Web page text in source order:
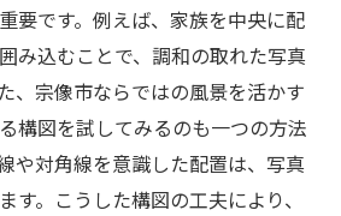
要です。例えば、家族を中央に配
み込むことで、調和の取れた写真
、宗像市ならではの風景を活かす
構図を試してみるのも一つの方法
や対角線を意識した配置は、写真
す。こうした構図の工夫により、